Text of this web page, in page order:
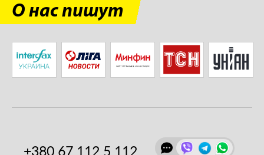
О нас пишут
+380 67 112 5 112